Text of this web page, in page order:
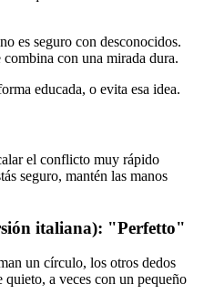
es seguro con desconocidos.
combina con una mirada dura.
educada, o evita esa idea.
el conflicto muy rápido
seguro, mantén las manos
italiana): "Perfetto"
un círculo, los otros dedos
a veces con un pequeño